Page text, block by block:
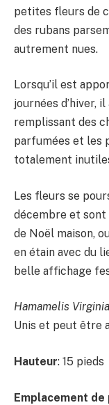
petites fleurs de
des rubans
autrement nues.
Lorsqu’il est
journées d’hiver,
remplissant des
parfumées et les
totalement
Les fleurs se
décembre et sont
de Noël maison,
en étain avec du
belle affichage
Hamamelis
Unis et peut être
Hauteur: 15 pieds
Emplacement